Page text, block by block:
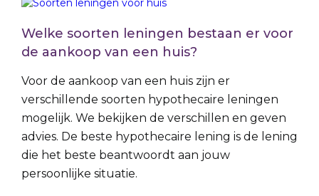
Welke soorten leningen bestaan er voor
de aankoop van een huis?
Voor de aankoop van een huis zijn er
verschillende soorten hypothecaire leningen
mogelijk. We bekijken de verschillen en geven
advies. De beste hypothecaire lening is de lening
die het beste beantwoordt aan jouw
persoonlijke situatie.